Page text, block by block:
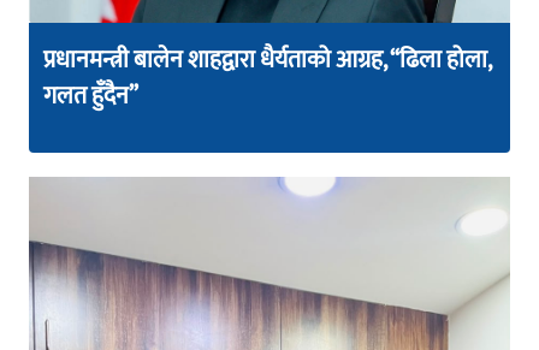
प्रधानमन्त्री बालेन शाहद्वारा धैर्यताको आग्रह, “ढिला होला,
गलत हुँदैन”